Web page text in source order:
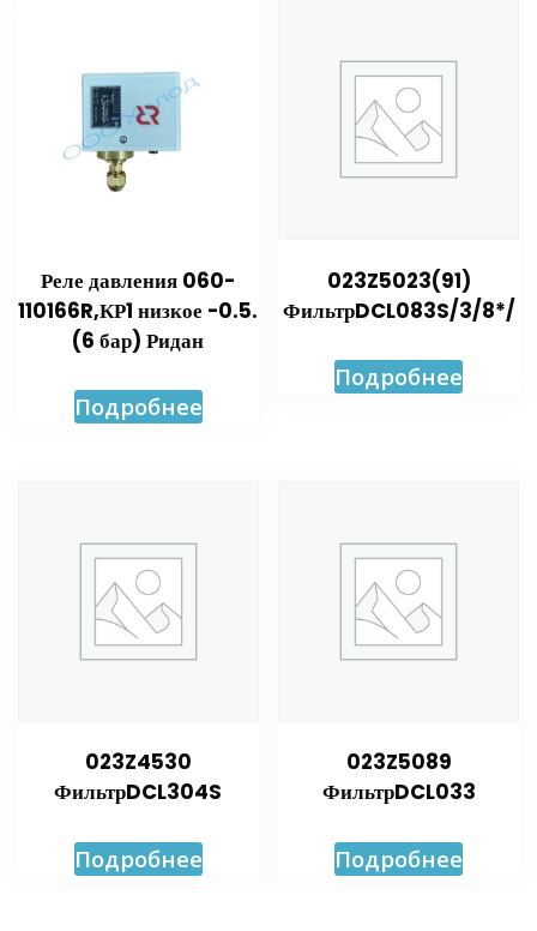
Реле давления 060-
110166R,КР1 низкое -0.5.
(6 бар) Ридан
Подробнее
023Z5023(91)
ФильтрDCL083S/3/8*/
Подробнее
023Z4530
ФильтрDCL304S
Подробнее
023Z5089
ФильтрDCL033
Подробнее